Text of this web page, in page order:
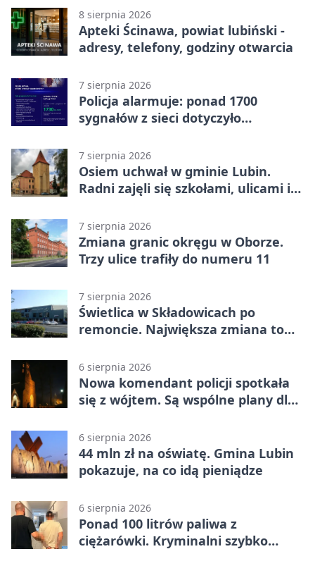
8 sierpnia 2026
Apteki Ścinawa, powiat lubiński -
adresy, telefony, godziny otwarcia
7 sierpnia 2026
Policja alarmuje: ponad 1700
sygnałów z sieci dotyczyło
7 sierpnia 2026
Osiem uchwał w gminie Lubin.
Radni zajęli się szkołami, ulicami i
7 sierpnia 2026
Zmiana granic okręgu w Oborze.
Trzy ulice trafiły do numeru 11
7 sierpnia 2026
Świetlica w Składowicach po
remoncie. Największa zmiana to
6 sierpnia 2026
Nowa komendant policji spotkała
się z wójtem. Są wspólne plany dla
6 sierpnia 2026
44 mln zł na oświatę. Gmina Lubin
pokazuje, na co idą pieniądze
6 sierpnia 2026
Ponad 100 litrów paliwa z
ciężarówki. Kryminalni szybko